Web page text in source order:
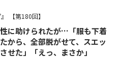
【第180回】
に助けられたが…「服も下着
から、全部脱がせて、スエッ
せた」「えっ、まさか」